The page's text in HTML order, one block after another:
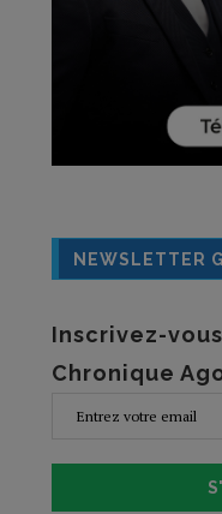
NEWSLETTER
Inscrivez-
Chronique